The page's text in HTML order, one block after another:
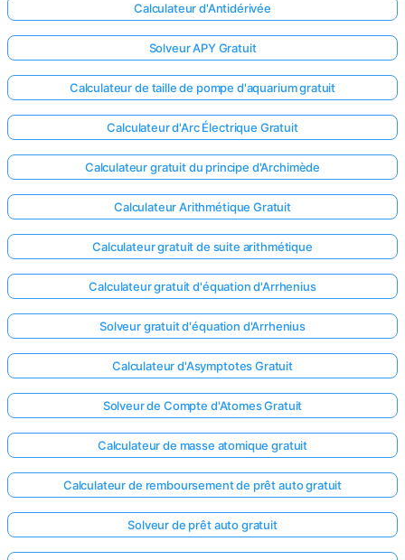
Calculateur d'Antidérivée
Solveur APY Gratuit
Calculateur de taille de pompe d'aquarium gratuit
Calculateur d'Arc Électrique Gratuit
Calculateur gratuit du principe d'Archimède
Calculateur Arithmétique Gratuit
Calculateur gratuit de suite arithmétique
Calculateur gratuit d'équation d'Arrhenius
Solveur gratuit d'équation d'Arrhenius
Calculateur d'Asymptotes Gratuit
Solveur de Compte d'Atomes Gratuit
Calculateur de masse atomique gratuit
Calculateur de remboursement de prêt auto gratuit
Solveur de prêt auto gratuit